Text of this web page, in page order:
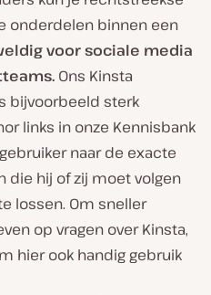
onderdelen binnen een
voor sociale media
Ons Kinsta
bijvoorbeeld sterk
links in onze Kennisbank
naar de exacte
die hij of zij moet volgen
lossen. Om sneller
op vragen over Kinsta,
hier ook handig gebruik